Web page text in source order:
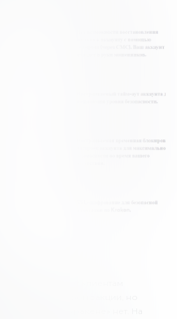
не предлагает клиентам
проводятся промоакции, но
на «Кракене» нет. На